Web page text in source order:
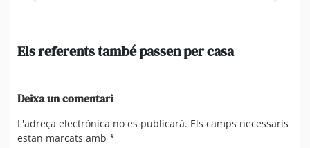
Els referents també passen per casa
Deixa un comentari
L'adreça electrònica no es publicarà. Els camps necessaris
estan marcats amb *